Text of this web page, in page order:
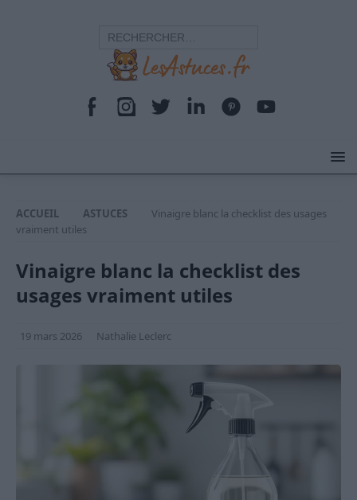
ACCUEIL ASTUCES
Vinaigre blanc la checklist des usages
vraiment utiles
Vinaigre blanc la checklist des
usages vraiment utiles
19 mars 2026 Nathalie Leclerc